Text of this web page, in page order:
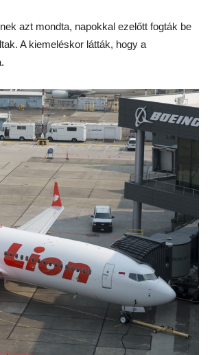
azt mondta, napokkal ezelőtt fogták be
A kiemeléskor látták, hogy a